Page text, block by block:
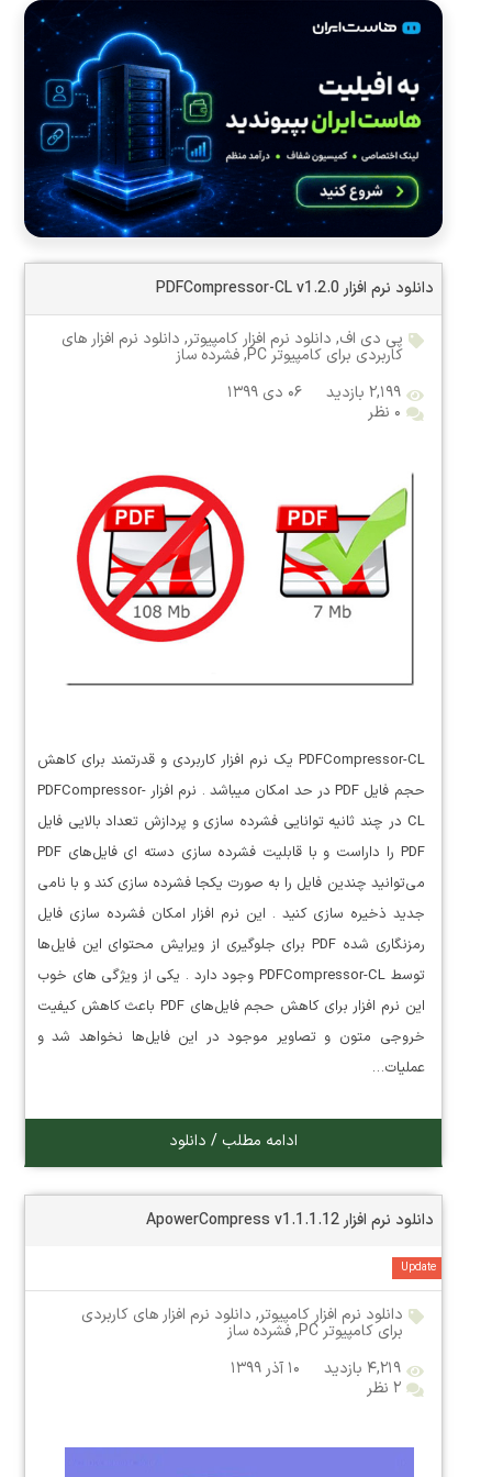
دانلود نرم افزار PDFCompressor-CL v1.2.0
پی دی اف, دانلود نرم افزار کامپیوتر, دانلود نرم افزار های
کاربردی برای کامپیوتر PC ,فشرده ساز
۲,۱۹۹ بازدید
۰۶ دی ۱۳۹۹
۰ نظر
PDFCompressor-CL یک نرم افزار کاربردی و قدرتمند برای کاهش
حجم فایل PDF در حد امکان میباشد . نرم افزار PDFCompressor-
CL در چند ثانیه توانایی فشرده سازی و پردازش تعداد بالایی فایل
PDF را داراست و با قابلیت فشرده سازی دسته ای فایل‌های PDF
می‌توانید چندین فایل را به صورت یکجا فشرده سازی کند و با نامی
جدید ذخیره سازی کنید . این نرم افزار امکان فشرده سازی فایل
رمزنگاری شده PDF برای جلوگیری از ویرایش محتوای این فایل‌ها
توسط PDFCompressor-CL وجود دارد . یکی از ویژگی های خوب
این نرم افزار برای کاهش حجم فایل‌های PDF باعث کاهش کیفیت
خروجی متون و تصاویر موجود در این فایل‌ها نخواهد شد و
عملیات…
ادامه مطلب / دانلود
دانلود نرم افزار ApowerCompress v1.1.1.12
Update
دانلود نرم افزار کامپیوتر, دانلود نرم افزار های کاربردی
برای کامپیوتر PC ,فشرده ساز
۴,۲۱۹ بازدید
۱۰ آذر ۱۳۹۹
۲ نظر